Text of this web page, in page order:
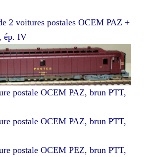
2 voitures postales OCEM PAZ +
ép. IV
postale OCEM PAZ, brun PTT,
postale OCEM PAZ, brun PTT,
postale OCEM PEZ, brun PTT,